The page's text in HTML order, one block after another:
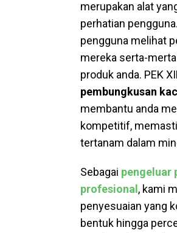
merupakan alat
perhatian
pengguna melihat
mereka serta-
produk anda. PEK
pembungkusan
membantu anda
kompetitif,
tertanam dalam
Sebagai pengeluar
profesional , kami
penyesuaian yang
bentuk hingga